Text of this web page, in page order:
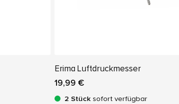
Erima Luftdruckmesser
19,99 €
2 Stück sofort verfügbar